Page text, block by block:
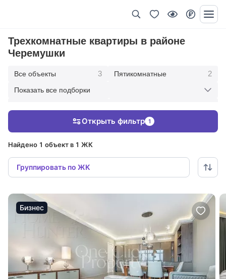
Трехкомнатные квартиры в районе
Черемушки
Все объекты 3 Пятикомнатные 2
Показать все подборки
Найдено 1 объект в 1 ЖК
Группировать по ЖК
Открыть фильтр 1
Бизнес